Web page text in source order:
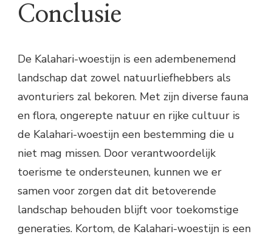
Conclusie
De Kalahari-woestijn is een adembenemend
landschap dat zowel natuurliefhebbers als
avonturiers zal bekoren. Met zijn diverse fauna
en flora, ongerepte natuur en rijke cultuur is
de Kalahari-woestijn een bestemming die u
niet mag missen. Door verantwoordelijk
toerisme te ondersteunen, kunnen we er
samen voor zorgen dat dit betoverende
landschap behouden blijft voor toekomstige
generaties. Kortom, de Kalahari-woestijn is een